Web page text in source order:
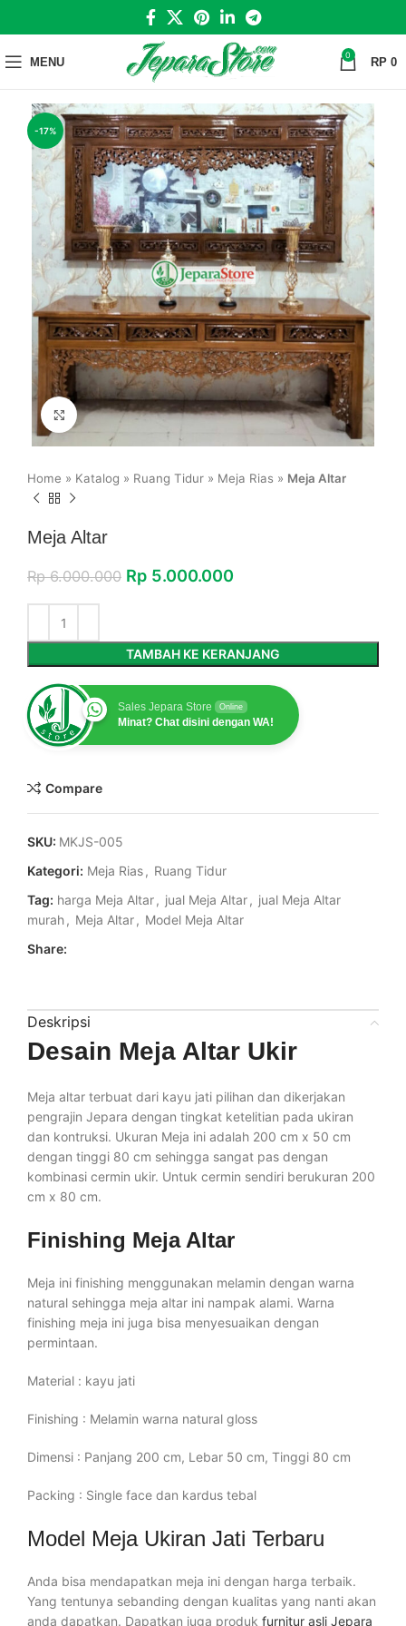
MENU 0 RP 0
-17%
Click to enlarge
Home » Katalog » Ruang Tidur » Meja Rias » Meja Altar
Meja Altar
Rp6.000.000 Rp 5.000.000
TAMBAH KE KERANJANG
Sales Jepara Store Online
Minat? Chat disini dengan WA!
Compare
SKU: MKJS-005
Kategori: Meja Rias, Ruang Tidur
Tag: harga Meja Altar, jual Meja Altar, jual Meja Altar
murah, Meja Altar, Model Meja Altar
Share:
Deskripsi
Desain Meja Altar Ukir
Meja altar terbuat dari kayu jati pilihan dan dikerjakan
pengrajin Jepara dengan tingkat ketelitian pada ukiran
dan kontruksi. Ukuran Meja ini adalah 200 cm x 50 cm
dengan tinggi 80 cm sehingga sangat pas dengan
kombinasi cermin ukir. Untuk cermin sendiri berukuran 200
cm x 80 cm.
Finishing Meja Altar
Meja ini finishing menggunakan melamin dengan warna
natural sehingga meja altar ini nampak alami. Warna
finishing meja ini juga bisa menyesuaikan dengan
permintaan.
Material : kayu jati
Finishing : Melamin warna natural gloss
Dimensi : Panjang 200 cm, Lebar 50 cm, Tinggi 80 cm
Packing : Single face dan kardus tebal
Model Meja Ukiran Jati Terbaru
Anda bisa mendapatkan meja ini dengan harga terbaik.
Yang tentunya sebanding dengan kualitas yang nanti akan
anda dapatkan. Dapatkan juga produk furnitur asli Jepara